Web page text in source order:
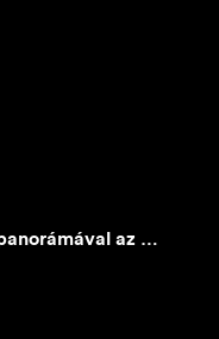
3 szobás, erkélyes lakás örök panorámával az Újpesti rakparton